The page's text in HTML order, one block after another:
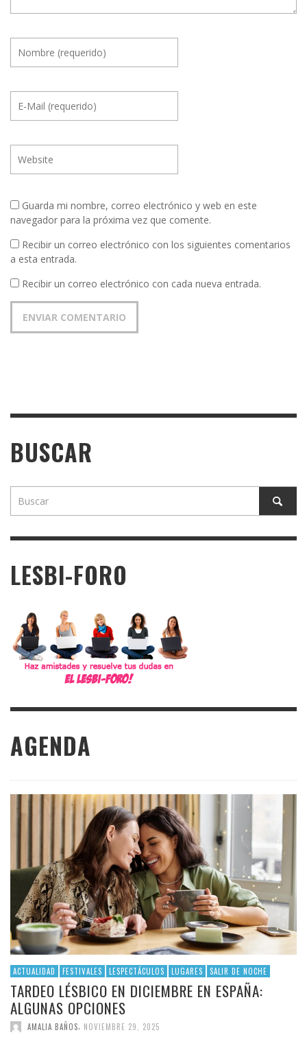
Guarda mi nombre, correo electrónico y web en este
navegador para la próxima vez que comente.
Recibir un correo electrónico con los siguientes comentarios
a esta entrada.
Recibir un correo electrónico con cada nueva entrada.
BUSCAR
LESBI-FORO
AGENDA
ACTUALIDAD FESTIVALES LESPECTÁCULOS LUGARES SALIR DE NOCHE
TARDEO LÉSBICO EN DICIEMBRE EN ESPAÑA:
ALGUNAS OPCIONES
AMALIA BAÑOS NOVIEMBRE 29, 2025